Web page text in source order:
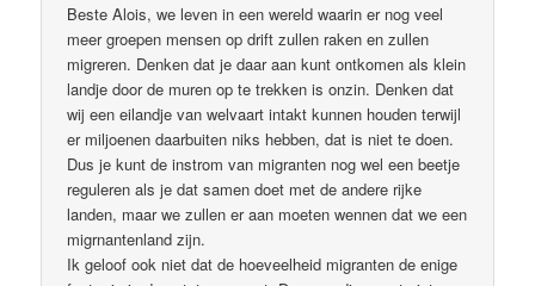
Beste Alois, we leven in een wereld waarin er nog veel
meer groepen mensen op drift zullen raken en zullen
migreren. Denken dat je daar aan kunt ontkomen als klein
landje door de muren op te trekken is onzin. Denken dat
wij een eilandje van welvaart intakt kunnen houden terwijl
er miljoenen daarbuiten niks hebben, dat is niet te doen.
Dus je kunt de instrom van migranten nog wel een beetje
reguleren als je dat samen doet met de andere rijke
landen, maar we zullen er aan moeten wennen dat we een
migrnantenland zijn.
Ik geloof ook niet dat de hoeveelheid migranten de enige